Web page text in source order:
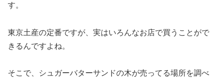
す。
東京土産の定番ですが、実はいろんなお店で買うことがで
きるんですよね。
そこで、シュガーバターサンドの木が売ってる場所を調べ